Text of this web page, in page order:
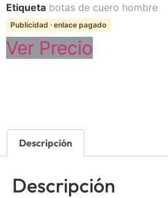
Etiqueta botas de cuero hombre
Publicidad · enlace pagado
Ver Precio
Descripción
Descripción